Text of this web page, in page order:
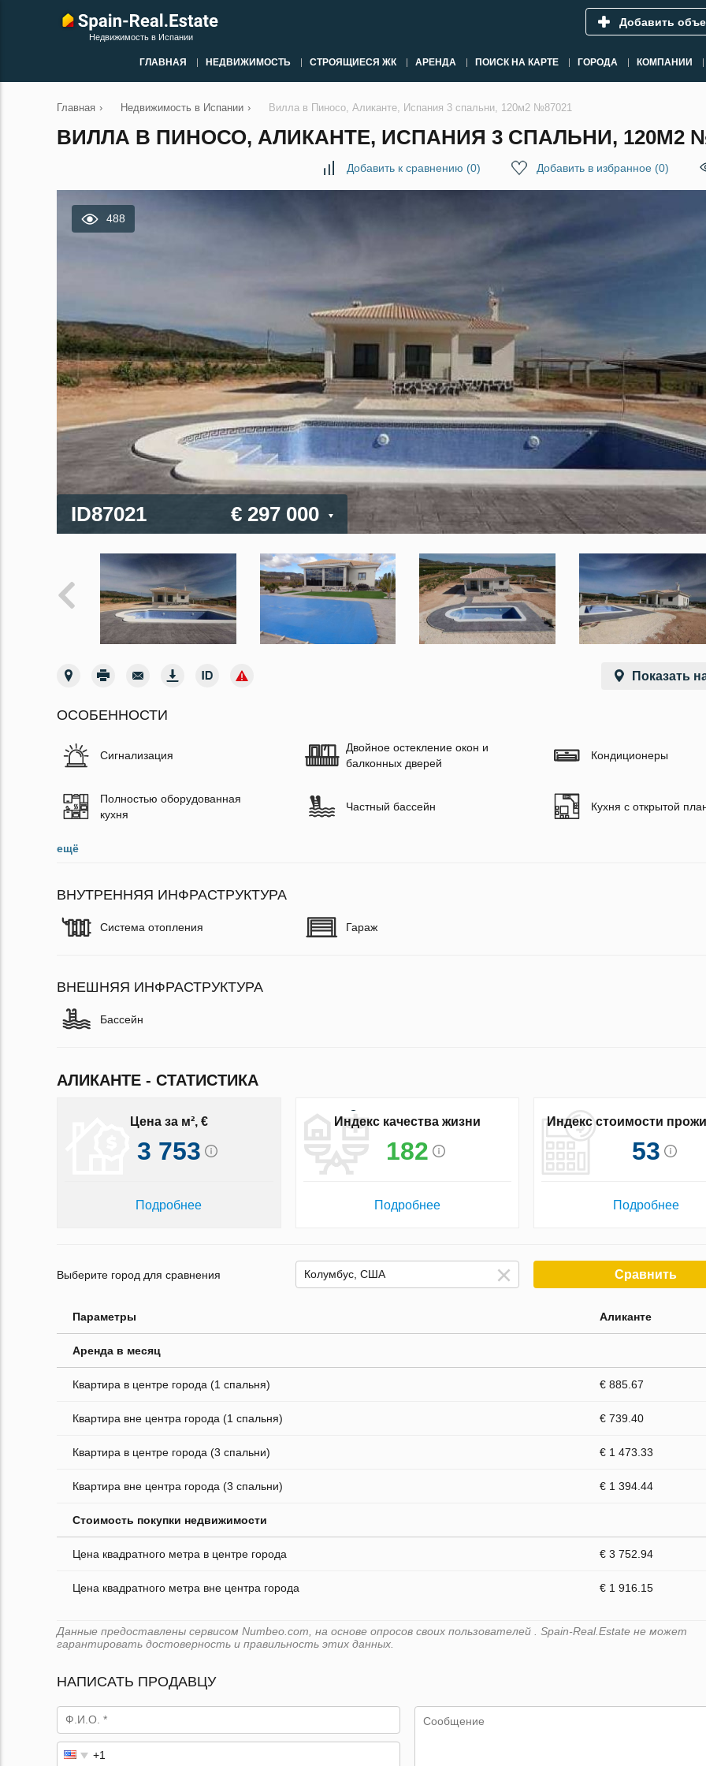
Недвижимость в Испании
Добавить
ГЛАВНАЯ НЕДВИЖИМОСТЬ СТРОЯЩИЕСЯ ЖК АРЕНДА ПОИСК НА КАРТЕ ГОРОДА КОМПАНИИ
Главная › Недвижимость в Испании › Вилла в Пиносо, Аликанте, Испания 3 спальни, 120м2 №87021
ВИЛЛА В ПИНОСО, АЛИКАНТЕ, ИСПАНИЯ 3 СПАЛЬНИ, 120М2
Добавить к сравнению (0) Добавить в избранное (0)
488
ID87021 € 297 000
Показать
ОСОБЕННОСТИ
Сигнализация
Двойное остекление окон и
балконных дверей
Кондиционеры
Полностью оборудованная
кухня
Частный бассейн Кухня с открытой
ещё
ВНУТРЕННЯЯ ИНФРАСТРУКТУРА
Система отопления Гараж
ВНЕШНЯЯ ИНФРАСТРУКТУРА
Бассейн
АЛИКАНТЕ - СТАТИСТИКА
Цена за м², €
3 753
Подробнее
Индекс качества жизни
182
Подробнее
Индекс стоимости
53
Подробнее
Выберите город для сравнения Сравнить
Параметры Аликанте
Аренда в месяц
Квартира в центре города (1 спальня) € 885.67
Квартира вне центра города (1 спальня) € 739.40
Квартира в центре города (3 спальни) € 1 473.33
Квартира вне центра города (3 спальни) € 1 394.44
Стоимость покупки недвижимости
Цена квадратного метра в центре города € 3 752.94
Цена квадратного метра вне центра города € 1 916.15
Данные предоставлены сервисом Numbeo.com, на основе опросов своих пользователей . Spain-Real.Estate не может
гарантировать достоверность и правильность этих данных.
НАПИСАТЬ ПРОДАВЦУ